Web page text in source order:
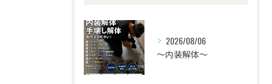
2026/08/06
〜内装解体〜